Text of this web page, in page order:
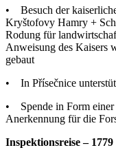
• Besuch der
Kryštofovy Hamry +
Rodung für
Anweisung des Kaisers
gebaut
• In Přísečnice
• Spende in Form einer
Anerkennung für die
Inspektionsreise–1779